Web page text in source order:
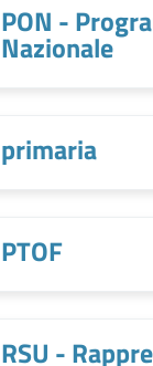
PON -
Nazionale
primaria
PTOF
RSU -